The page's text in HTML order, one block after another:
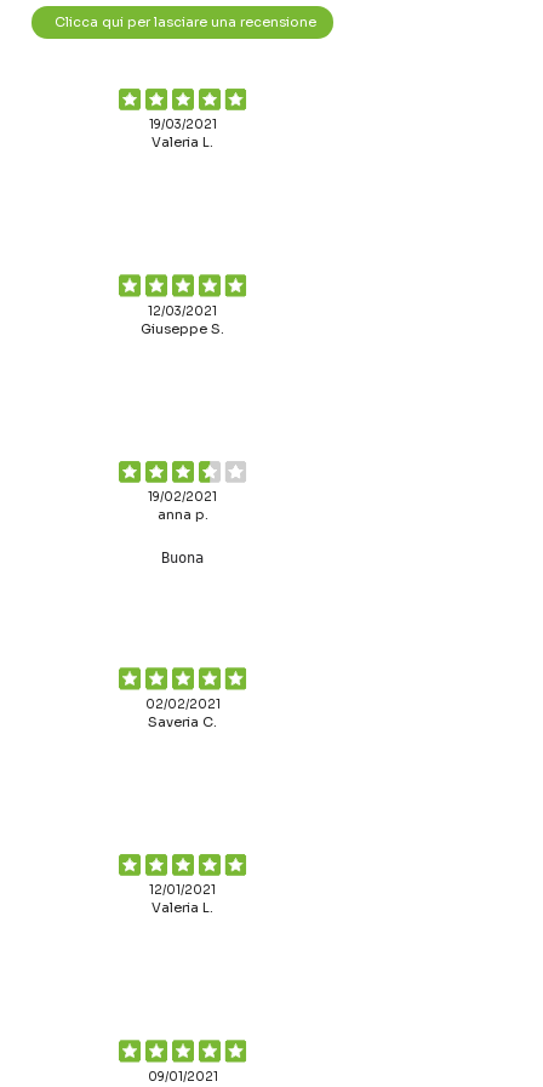
Clicca qui per lasciare una recensione
19/03/2021
Valeria L.
12/03/2021
Giuseppe S.
19/02/2021
anna p.
Buona
02/02/2021
Saveria C.
12/01/2021
Valeria L.
09/01/2021